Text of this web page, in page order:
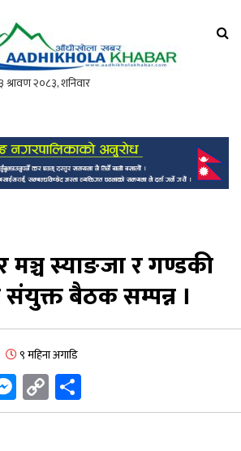
पत्रिका
मञ्च स्याङजा र गण्डकी
बैठक सम्पन्न ।
९ महिना अगाडि
Messenger
Copy
Link